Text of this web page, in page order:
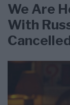
We Are
With